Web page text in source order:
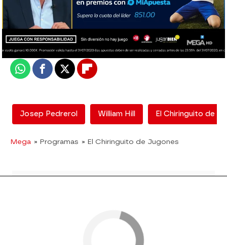
El Chiringuito
Madrid
Actualizado:22 de julio de 2020, 06:00
Publicado:22 de julio de 2020, 00:29
WhatsappFacebook
X Flipboard
Josep Pedrerol William Hill El Chiringuito de
Mega » Programas » El Chiringuito de Jugones